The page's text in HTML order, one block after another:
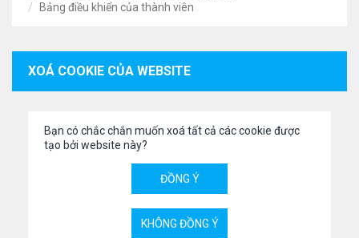
Bảng điều khiển của thành viên
XOÁ COOKIE CỦA WEBSITE
Bạn có chắc chắn muốn xoá tất cả các cookie được
tạo bởi website này?